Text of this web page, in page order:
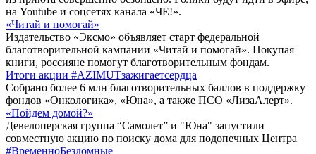
на Youtube и соцсетях канала «ЧЕ!».
«Читай и помогай»
Издательство «Эксмо» объявляет старт федеральной
благотворительной кампании «Читай и помогай». Покупая
книги, россияне помогут благотворительным фондам.
Итоги акции #AZIMUTзажигаетсердца
Собрано более 6 млн благотворительных баллов в поддержку
фондов «Онкологика», «Юна», а также ПСО «ЛизаАлерт».
«Пойдем домой?»
Девелоперская группа “Самолет” и "Юна" запустили
совместную акцию по поиску дома для подопечных Центра
#ВременноБездомные